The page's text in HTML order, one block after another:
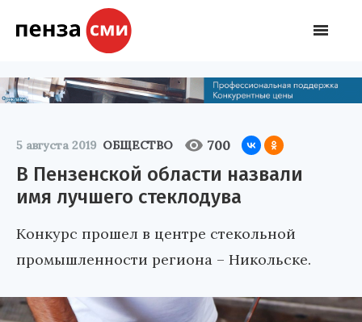
5 августа 2019 ОБЩЕСТВО 700
В Пензенской области назвали
имя лучшего стеклодува
Конкурс прошел в центре стекольной
промышленности региона – Никольске.